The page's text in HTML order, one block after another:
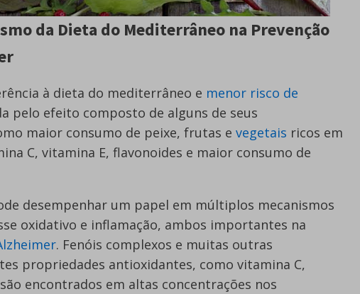
da Dieta do Mediterrâneo na Prevenção
à dieta do mediterrâneo e menor risco de
pelo efeito composto de alguns de seus
maior consumo de peixe, frutas e vegetais ricos em
C, vitamina E, flavonoides e maior consumo de
desempenhar um papel em múltiplos mecanismos
oxidativo e inflamação, ambos importantes na
. Fenóis complexos e muitas outras
propriedades antioxidantes, como vitamina C,
encontrados em altas concentrações nos